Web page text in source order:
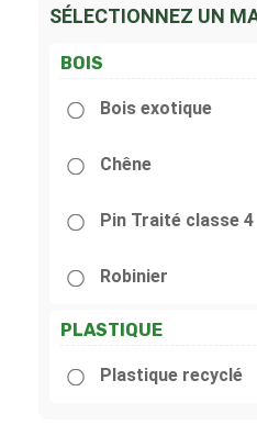
SÉLECTIONNEZ UN
BOIS
Bois exotique
Chêne
Pin Traité classe 4
Robinier
PLASTIQUE
Plastique recyclé